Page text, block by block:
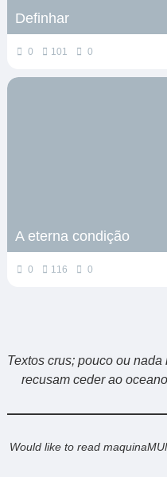
Definhar
0 101 0
A eterna condição
0 116 0
Textos crus; pouco ou
recusam ceder ao
Would like to read